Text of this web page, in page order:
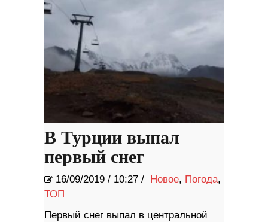
В Турции выпал
первый снег
16/09/2019 / 10:27 / Новое, Погода,
ТОП
Первый снег выпал в центральной